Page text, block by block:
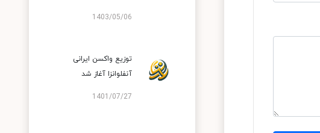
1403/05/06
توزیع واکسن ایرانی
آنفلوانزا آغاز شد
1401/07/27